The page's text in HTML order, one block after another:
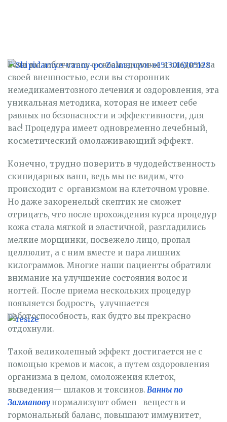
Если вы заботитесь о своем здоровье и следите за
своей внешностью, если вы сторонник
немедикаментозного лечения и оздоровления, эта
уникальная методика, которая не имеет себе
равных по безопасности и эффективности, для
вас! Процедура имеет одновременно лечебный,
косметический омолаживающий эффект.
Конечно, трудно поверить в чудодейственность
скипидарных ванн, ведь мы не видим, что
происходит с организмом на клеточном уровне.
Но даже закоренелый скептик не сможет
отрицать, что после прохождения курса процедур
кожа стала мягкой и эластичной, разгладились
мелкие морщинки, посвежело лицо, пропал
целлюлит, а с ним вместе и пара лишних
килограммов. Многие наши пациенты обратили
внимание на улучшение состояния волос и
ногтей. После приема нескольких процедур
появляется бодрость, улучшается
работоспособность, как будто вы прекрасно
отдохнули.
Такой великолепный эффект достигается не с
помощью кремов и масок, а путем оздоровления
организма в целом, омоложения клеток,
выведения— шлаков и токсинов. Ванны по
Залманову нормализуют обмен веществ и
гормональный баланс, повышают иммунитет,